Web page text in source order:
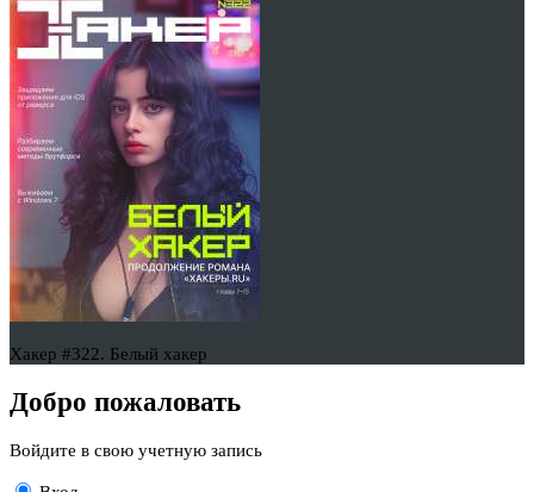
Хакер #322. Белый хакер
Добро пожаловать
Войдите в свою учетную запись